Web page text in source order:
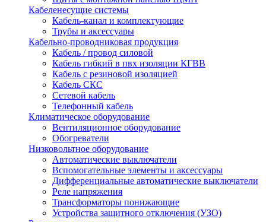
Кабеленесущие системы
Кабель-канал и комплектующие
Трубы и аксессуары
Кабельно-проводниковая продукция
Кабель / провод силовой
Кабель гибкий в пвх изоляции КГВВ
Кабель с резиновой изоляцией
Кабель СКС
Сетевой кабель
Телефонный кабель
Климатическое оборудование
Вентиляционное оборудование
Обогреватели
Низковольтное оборудование
Автоматические выключатели
Вспомогательные элементы и аксессуары
Дифференциальные автоматические выключатели
Реле напряжения
Трансформаторы понижающие
Устройства защитного отключения (УЗО)